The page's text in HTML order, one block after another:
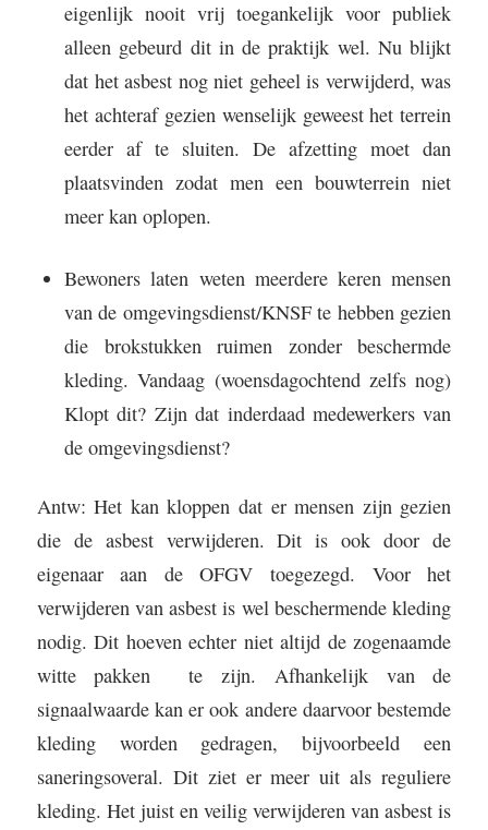
eigenlijk nooit vrij toegankelijk voor publiek
alleen gebeurd dit in de praktijk wel. Nu blijkt
dat het asbest nog niet geheel is verwijderd, was
het achteraf gezien wenselijk geweest het terrein
eerder af te sluiten. De afzetting moet dan
plaatsvinden zodat men een bouwterrein niet
meer kan oplopen.
Bewoners laten weten meerdere keren mensen
van de omgevingsdienst/KNSF te hebben gezien
die brokstukken ruimen zonder beschermde
kleding. Vandaag (woensdagochtend zelfs nog)
Klopt dit? Zijn dat inderdaad medewerkers van
de omgevingsdienst?
Antw: Het kan kloppen dat er mensen zijn gezien
die de asbest verwijderen. Dit is ook door de
eigenaar aan de OFGV toegezegd. Voor het
verwijderen van asbest is wel beschermende kleding
nodig. Dit hoeven echter niet altijd de zogenaamde
witte pakken
te zijn. Afhankelijk van de
signaalwaarde kan er ook andere daarvoor bestemde
kleding worden gedragen, bijvoorbeeld een
saneringsoveral. Dit ziet er meer uit als reguliere
kleding. Het juist en veilig verwijderen van asbest is